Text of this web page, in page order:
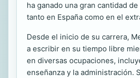
ha ganado una gran cantidad
tanto en España como en el
Desde el inicio de su carrera,
a escribir en su tiempo libre
en diversas ocupaciones,
enseñanza y la administración.